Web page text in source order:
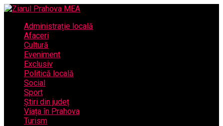
Administrație locală
Afaceri
Cultură
Eveniment
Exclusiv
Politică locală
Social
Sport
Știri din județ
Viața în Prahova
Turism